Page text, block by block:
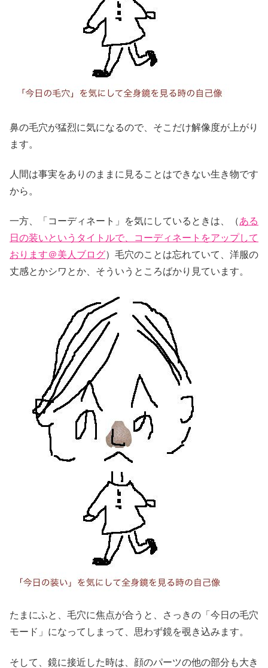
鼻の毛穴が猛烈に気になるので、そこだけ解像度が上がり
ます。
人間は事実をありのままに見ることはできない生き物です
から。
一方、「コーディネート」を気にしているときは、（ある
日の装いというタイトルで、コーディネートをアップして
おります＠美人ブログ）毛穴のことは忘れていて、洋服の
丈感とかシワとか、そういうところばかり見ています。
たまにふと、毛穴に焦点が合うと、さっきの「今日の毛穴
モード」になってしまって、思わず鏡を覗き込みます。
そして、鏡に接近した時は、顔のパーツの他の部分も大き